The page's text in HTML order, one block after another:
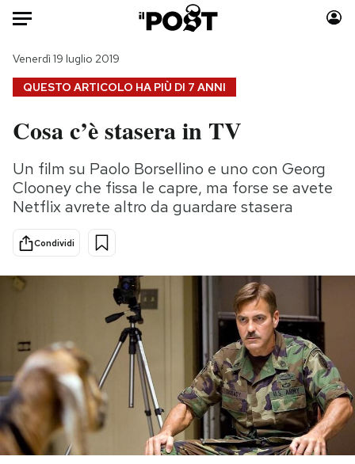
HOME
Italia
Politica
Tecnologia
Scienza
Moda
Consumismi
Storie/Idee
Altrecose
Mondiali calcio 2026
PODCAST
NEWSLETTER
QUESTO ARTICOLO HA PIÙ DI 7 ANNI
Venerdì 19 luglio 2019
Cosa c’è stasera in TV
Un film su Paolo Borsellino e uno con Georg
Clooney che fissa le capre, ma forse se avete
Netflix avrete altro da guardare stasera
Condividi